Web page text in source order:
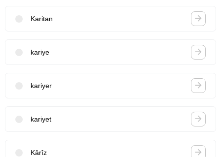
Karitan
kariye
kariyer
kariyet
Kârîz